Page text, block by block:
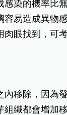
染的機率比
容易造成異物
眼找到，可
內移除，因為
組織都會增加